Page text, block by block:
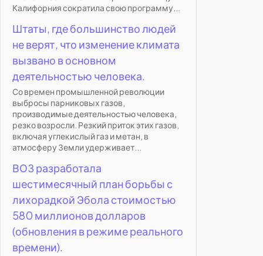
Калифорния сократила свою программу...
Штаты, где большинство людей
не верят, что изменение климата
вызвано в основном
деятельностью человека.
Со времен промышленной революции
выбросы парниковых газов,
производимые деятельностью человека,
резко возросли. Резкий приток этих газов,
включая углекислый газ и метан, в
атмосферу Земли удерживает...
ВОЗ разработала
шестимесячный план борьбы с
лихорадкой Эбола стоимостью
580 миллионов долларов
(обновления в режиме реального
времени).